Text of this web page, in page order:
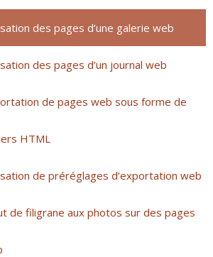
des pages d’une galerie web
des pages d’un journal web
de pages web sous forme de
HTML
de préréglages d’exportation web
de filigrane aux photos sur des pages